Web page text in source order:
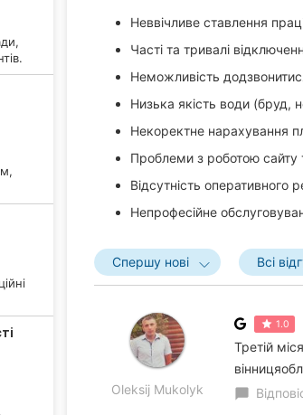
Неввічливе ставлення
Часті та тривалі
Неможливість
Низька якість води (бруд,
Некоректне нарахування
Проблеми з роботою сайту
Відсутність оперативного
Непрофесійне
Спершу нові Всі
Oleksij Mukolyk
1.0
Третій
chat_bubble